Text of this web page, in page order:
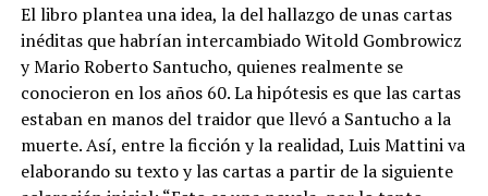
El libro plantea una idea, la del hallazgo de unas cartas
inéditas que habrían intercambiado Witold Gombrowicz
y Mario Roberto Santucho, quienes realmente se
conocieron en los años 60. La hipótesis es que las cartas
estaban en manos del traidor que llevó a Santucho a la
muerte. Así, entre la ficción y la realidad, Luis Mattini va
elaborando su texto y las cartas a partir de la siguiente